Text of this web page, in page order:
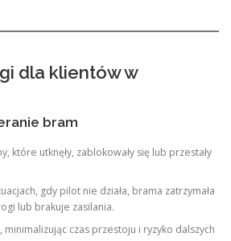
dla klientów w
bram
które utknęły, zablokowały się lub przestały
gdy pilot nie działa, brama zatrzymała
lub brakuje zasilania.
minimalizując czas przestoju i ryzyko dalszych